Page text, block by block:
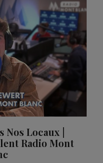
Nos Locaux |
Radio Mont